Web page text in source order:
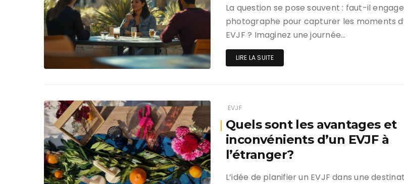
La question se pose souvent : faut-il
photographe pour capturer les moments
EVJF ? Imaginez une journée…
LIRE LA SUITE
EVJF
Quels sont les avantages et
inconvénients d’un EVJF à
l’étranger?
L’idée de planifier un EVJF dans une